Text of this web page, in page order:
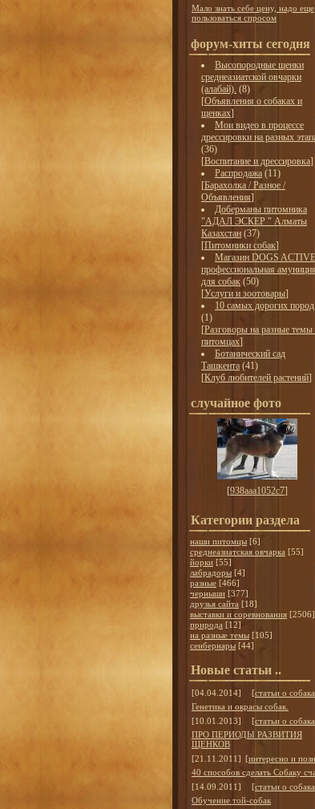
Мало знать себе цену, надо еще
пользоваться спросом
форум-хиты сегодня
Высопородные щенки
среднеазиатской овчарки
(алабай). (8)
[Объявления о собаках и
щенках]
Мои видео в процессе
дрессировки на разных
(36)
[Воспитание и дрессировка]
Распродажа (11)
[Барахолка / Разное /
Объявления]
Доберманы питомника
"АДАЛ ЭСКЕР " Алматы
Казахстан (37)
[Питомники собак]
Магазин DOGS ACTIVE
профессиональная амуниция
для собак (50)
[Услуги и зоотовары]
10 самых дорогих пород
(1)
[Разговоры на разные темы
питомцах]
Ботанический сад
Ташкента (41)
[Клуб любителей растений]
случайное фото
[938aaa1052c7]
Категории раздела
наши питомцы [6]
среднеазиатская овчарка [55]
йорки [55]
лабрадоры [4]
разные [466]
черныши [377]
друзья сайта [18]
выставки и соревнования [2506]
природа [12]
на разные темы [105]
сенбернары [44]
Новые статьи ..
[04.04.2014] [статьи о
Генетика и окрасы собак.
[10.01.2013]
[статьи о
ПРО ПЕРИОДЫ РАЗВИТИЯ
ЩЕНКОВ
[21.11.2011] [интересно и
40 способов сделать Собаку
[14.09.2011]
[статьи о
Обучение той-собак